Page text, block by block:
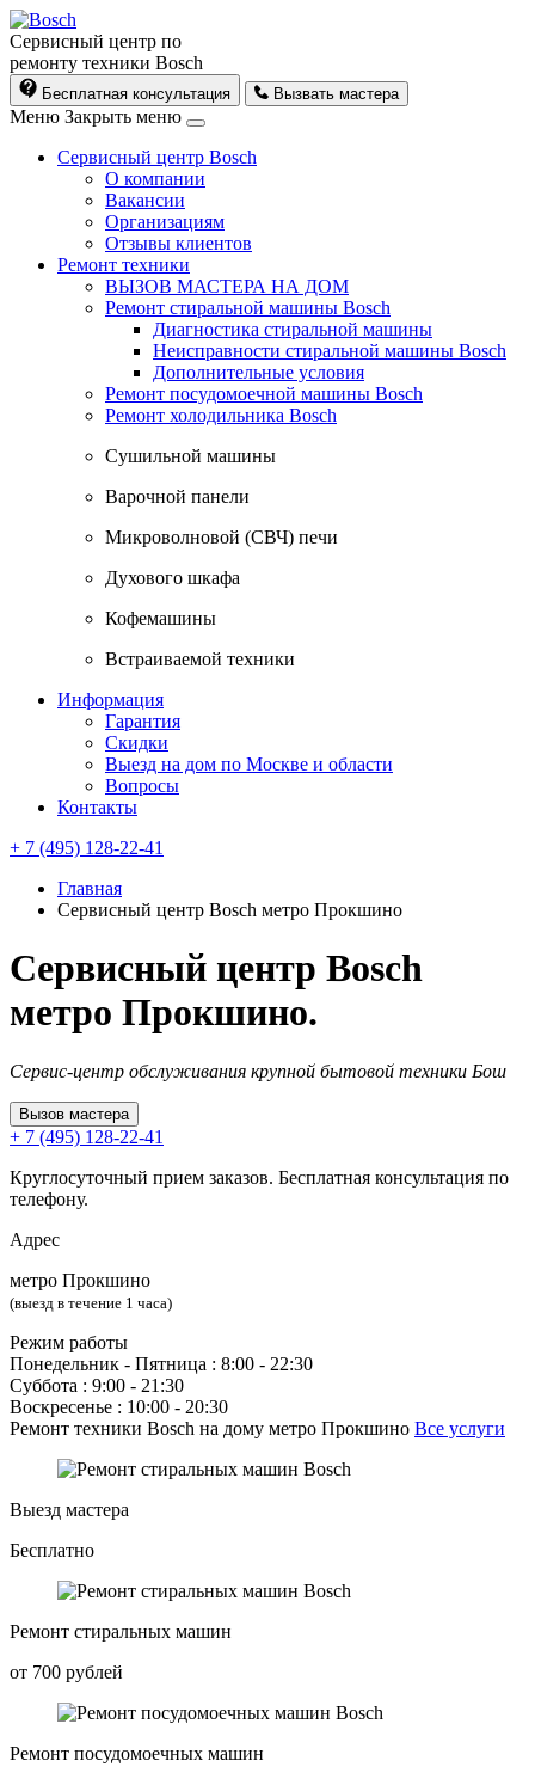
Сервисный центр по
ремонту техники Bosch
Бесплатная консультация Вызвать мастера
Меню Закрыть меню
Сервисный центр Bosch
О компании
Вакансии
Организациям
Отзывы клиентов
Ремонт техники
ВЫЗОВ МАСТЕРА НА ДОМ
Ремонт стиральной машины Bosch
Диагностика стиральной машины
Неисправности стиральной машины Bosch
Дополнительные условия
Ремонт посудомоечной машины Bosch
Ремонт холодильника Bosch
Cушильной машины
Варочной панели
Микроволновой (СВЧ) печи
Духового шкафа
Кофемашины
Встраиваемой техники
Информация
Гарантия
Скидки
Выезд на дом по Москве и области
Вопросы
Контакты
+ 7 (495) 128-22-41
Главная
Сервисный центр Bosch метро Прокшино
Сервисный центр Bosch
метро Прокшино.
Сервис-центр обслуживания крупной бытовой техники Бош
Вызов мастера
+ 7 (495) 128-22-41
Круглосуточный прием заказов. Бесплатная консультация по
телефону.
Адрес
метро Прокшино
(выезд в течение 1 часа)
Режим работы
Понедельник ‐ Пятница : 8:00 - 22:30
Суббота : 9:00 - 21:30
Воскресенье : 10:00 - 20:30
Ремонт техники Bosch на дому метро Прокшино Все услуги
Выезд мастера
Бесплатно
Ремонт стиральных машин
от 700 рублей
Ремонт посудомоечных машин